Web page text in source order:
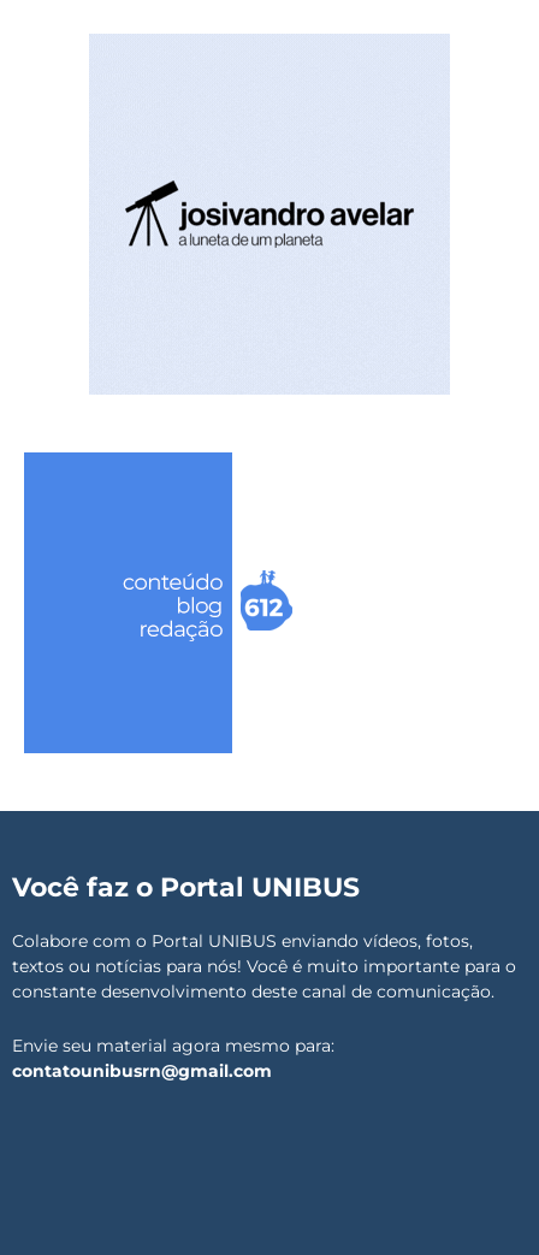
Você faz o Portal UNIBUS
Colabore com o Portal UNIBUS enviando vídeos, fotos,
textos ou notícias para nós! Você é muito importante para o
constante desenvolvimento deste canal de comunicação.
Envie seu material agora mesmo para:
contatounibusrn@gmail.com